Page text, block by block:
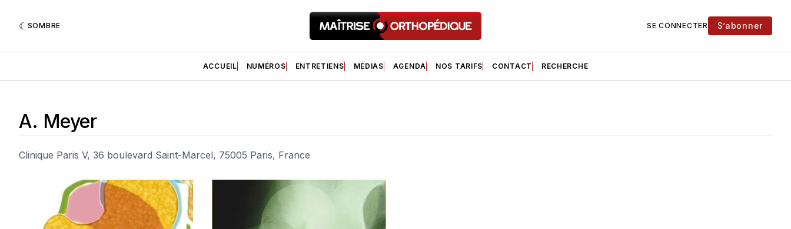
SOMBRE SE CONNECTER S’abonner
ACCUEIL NUMÉROS ENTRETIENS MÉDIAS AGENDA NOS TARIFS CONTACT RECHERCHE
A. Meyer
Clinique Paris V, 36 boulevard Saint-Marcel, 75005 Paris, France